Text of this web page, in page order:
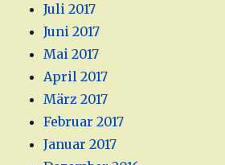
Juli 2017
Juni 2017
Mai 2017
April 2017
März 2017
Februar 2017
Januar 2017